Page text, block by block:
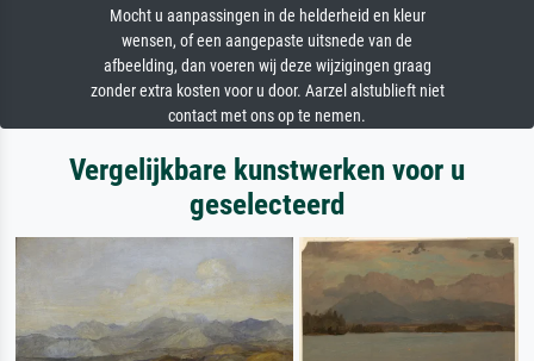
Mocht u aanpassingen in de helderheid en kleur
wensen, of een aangepaste uitsnede van de
afbeelding, dan voeren wij deze wijzigingen graag
zonder extra kosten voor u door. Aarzel alstublieft niet
contact met ons op te nemen.
Vergelijkbare kunstwerken voor u
geselecteerd